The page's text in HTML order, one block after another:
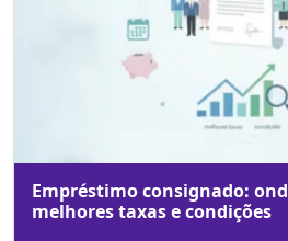
Empréstimo consignado:
melhores taxas e condições